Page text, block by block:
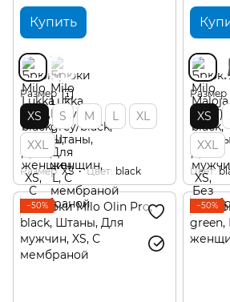
Купить
Размер
XS S M L
XL
XXL
Размер XS Цвет black
Размер
XS
XXL
Цвет
−50% −50%